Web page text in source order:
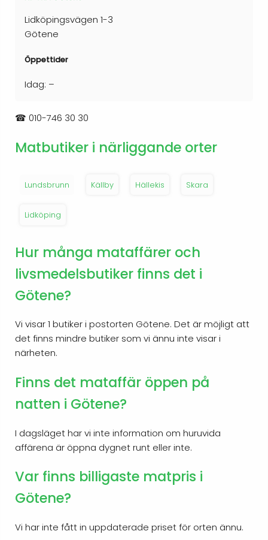
Lidköpingsvägen 1-3
Götene
Öppettider
Idag: –
☎ 010-746 30 30
Matbutiker i närliggande orter
Lundsbrunn Källby Hällekis Skara
Lidköping
Hur många mataffärer och
livsmedelsbutiker finns det i
Götene?
Vi visar 1 butiker i postorten Götene. Det är möjligt att
det finns mindre butiker som vi ännu inte visar i
närheten.
Finns det mataffär öppen på
natten i Götene?
I dagsläget har vi inte information om huruvida
affärena är öppna dygnet runt eller inte.
Var finns billigaste matpris i
Götene?
Vi har inte fått in uppdaterade priset för orten ännu.